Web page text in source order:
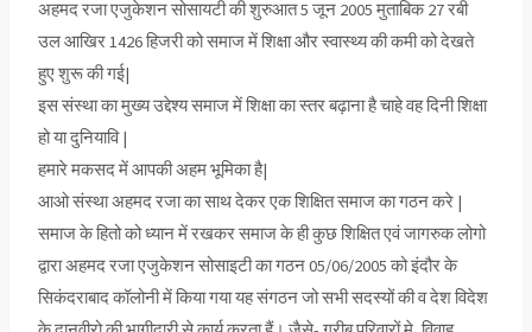
अहमद रजा एजुकेशन सोसायटी की शुरुआत 5 जून 2005 मुताबिक 27 रबी
उल आखिर 1426 हिजरी को समाज में शिक्षा और स्वास्थ्य की कमी को देखते
हुए शुरू की गई|
इस संस्था का मुख्य उद्देश्य समाज में शिक्षा का स्तर बढ़ाना है चाहे वह दिनी शिक्षा
हो या दुनियावि |
हमारे मकसद में आपकी अहम भूमिका है|
आओ संस्था अहमद रजा का साथ देकर एक शिक्षित समाज का गठन करे |
समाज के हितो को ध्यान में रखकर समाज के ही कुछ शिक्षित एवं जागरुक लोगो
द्वारा अहमद रजा एजुकेशन सोसाइटी का गठन 05/06/2005 को इंदौर के
सिकंदराबाद कॉलोनी में किया गया यह संगठन जो सभी सदस्यों की व देश विदेश